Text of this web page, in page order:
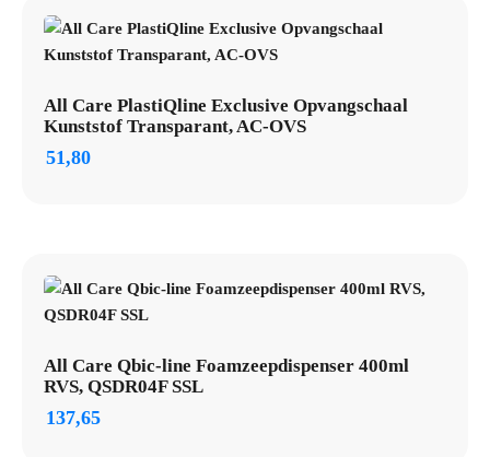
All Care PlastiQline Exclusive Opvangschaal
Kunststof Transparant, AC-OVS
51,80
All Care Qbic-line Foamzeepdispenser 400ml
RVS, QSDR04F SSL
137,65